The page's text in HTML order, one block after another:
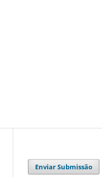
Enviar Submissão